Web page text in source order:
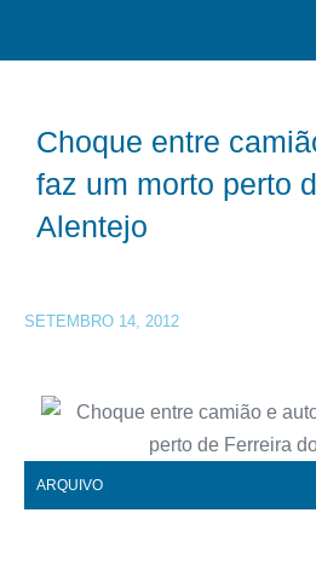
Choque entre
faz um morto perto
Alentejo
SETEMBRO 14, 2012
ARQUIVO